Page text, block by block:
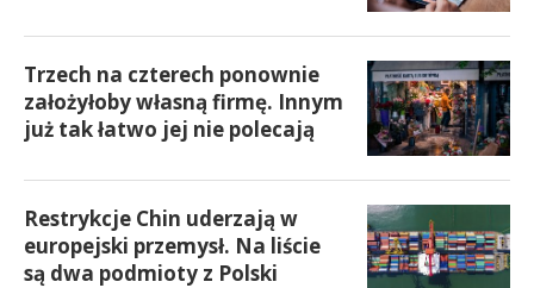
Trzech na czterech ponownie
założyłoby własną firmę. Innym
już tak łatwo jej nie polecają
Restrykcje Chin uderzają w
europejski przemysł. Na liście
są dwa podmioty z Polski